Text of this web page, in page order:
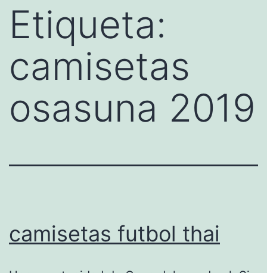
Etiqueta:
camisetas
osasuna 2019
camisetas futbol thai